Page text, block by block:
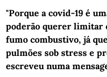
"Porque a covid-19 é
poderão querer limitar
fumo combustivo, já
pulmões sob stress e
escreveu numa